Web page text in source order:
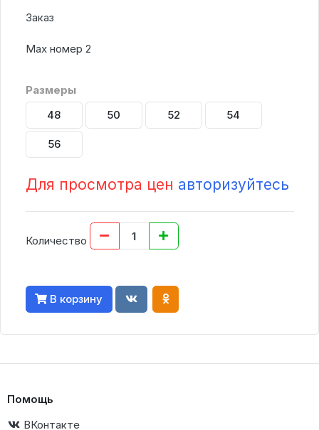
Заказ
Мах номер 2
Размеры
48
50 52 54
56
Для просмотра цен авторизуйтесь
Количество
В корзину
Помощь
ВКонтакте